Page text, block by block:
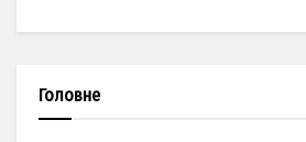
Головне